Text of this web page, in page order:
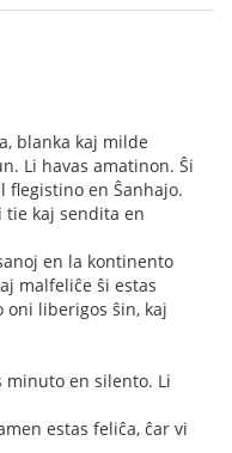
blanka kaj milde
Li havas amatinon. Ŝi
flegistino en Ŝanhajo.
kaj sendita en
en la kontinento
malfeliĉe ŝi estas
liberigos ŝin, kaj
minuto en silento. Li
estas feliĉa, ĉar vi